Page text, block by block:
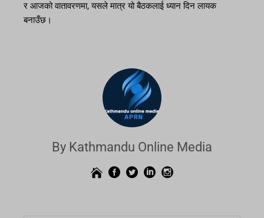
र आजको वातावरणमा, यसले मात्र यो बैठकलाई ध्यान दिन लायक
बनाउँछ।
By Kathmandu Online Media